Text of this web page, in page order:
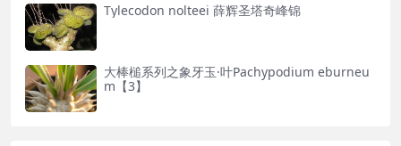
Tylecodon nolteei 薛辉圣塔奇峰锦
大棒槌系列之象牙玉·叶Pachypodium eburneu
m【3】